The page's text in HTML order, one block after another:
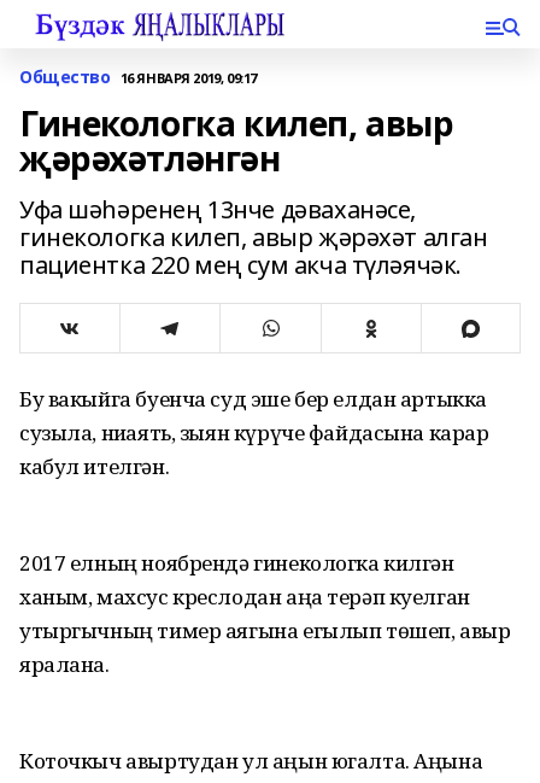
Общество 16 ЯНВАРЯ 2019, 09:17
Гинекологка килеп, авыр
җәрәхәтләнгән
Уфа шәһәренең 13нче дәваханәсе,
гинекологка килеп, авыр җәрәхәт алган
пациентка 220 мең сум акча түләячәк.
Бу вакыйга буенча суд эше бер елдан артыкка
сузыла, ниһаять, зыян күрүче файдасына карар
кабул ителгән.
2017 елның ноябрендә гинекологка килгән
ханым, махсус креслодан аңа терәп куелган
утыргычның тимер аягына егылып төшеп, авыр
яралана.
Коточкыч авыртудан ул аңын югалта. Аңына